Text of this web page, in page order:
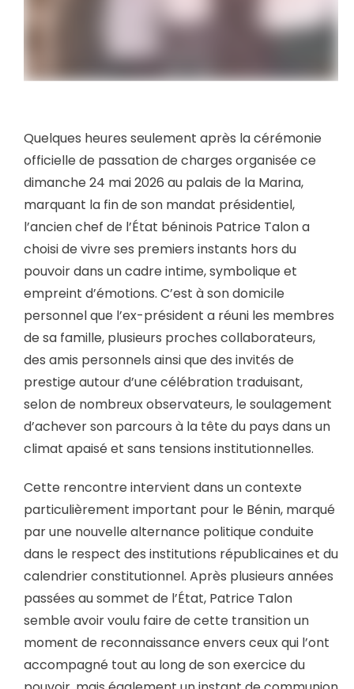
Quelques heures seulement après la cérémonie
officielle de passation de charges organisée ce
dimanche 24 mai 2026 au palais de la Marina,
marquant la fin de son mandat présidentiel,
l’ancien chef de l’État béninois Patrice Talon a
choisi de vivre ses premiers instants hors du
pouvoir dans un cadre intime, symbolique et
empreint d’émotions. C’est à son domicile
personnel que l’ex-président a réuni les membres
de sa famille, plusieurs proches collaborateurs,
des amis personnels ainsi que des invités de
prestige autour d’une célébration traduisant,
selon de nombreux observateurs, le soulagement
d’achever son parcours à la tête du pays dans un
climat apaisé et sans tensions institutionnelles.
Cette rencontre intervient dans un contexte
particulièrement important pour le Bénin, marqué
par une nouvelle alternance politique conduite
dans le respect des institutions républicaines et du
calendrier constitutionnel. Après plusieurs années
passées au sommet de l’État, Patrice Talon
semble avoir voulu faire de cette transition un
moment de reconnaissance envers ceux qui l’ont
accompagné tout au long de son exercice du